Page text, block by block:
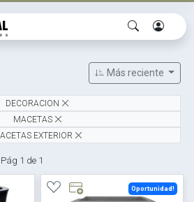
Más reciente
DECORACION
MACETAS
EXTERIOR
Oportunidad!
Pág 1 de 1